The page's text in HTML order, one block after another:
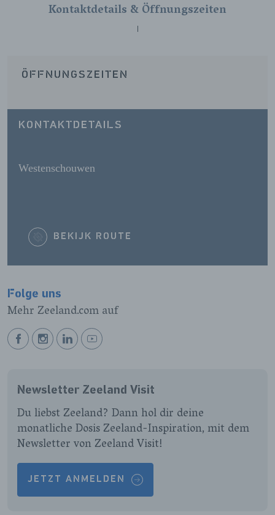
Kontaktdetails & Öffnungszeiten
ÖFFNUNGSZEITEN
KONTAKTDETAILS
Westenschouwen
BEKIJK ROUTE
Folge uns
Mehr Zeeland.com auf
BEKIJK
PAGINA
BEKIJK
PAGINA
BEKIJK
PAGINA
BEKIJK
PAGINA
Newsletter Zeeland Visit
Du liebst Zeeland? Dann hol dir deine
monatliche Dosis Zeeland-Inspiration, mit dem
Newsletter von Zeeland Visit!
JETZT ANMELDEN